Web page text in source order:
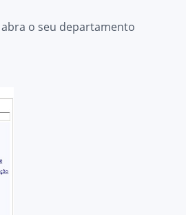
o seu departamento